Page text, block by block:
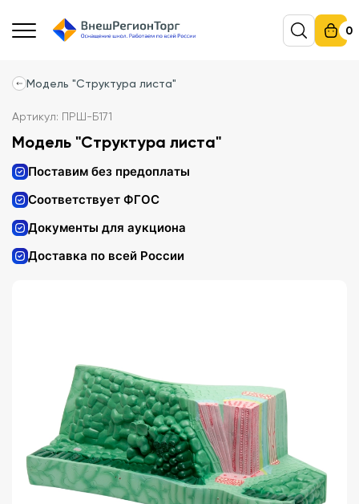
0
Модель "Структура листа"
Артикул: ПРШ-Б171
Модель "Структура листа"
Поставим без предоплаты
Соответствует ФГОС
Документы для аукциона
Доставка по всей России